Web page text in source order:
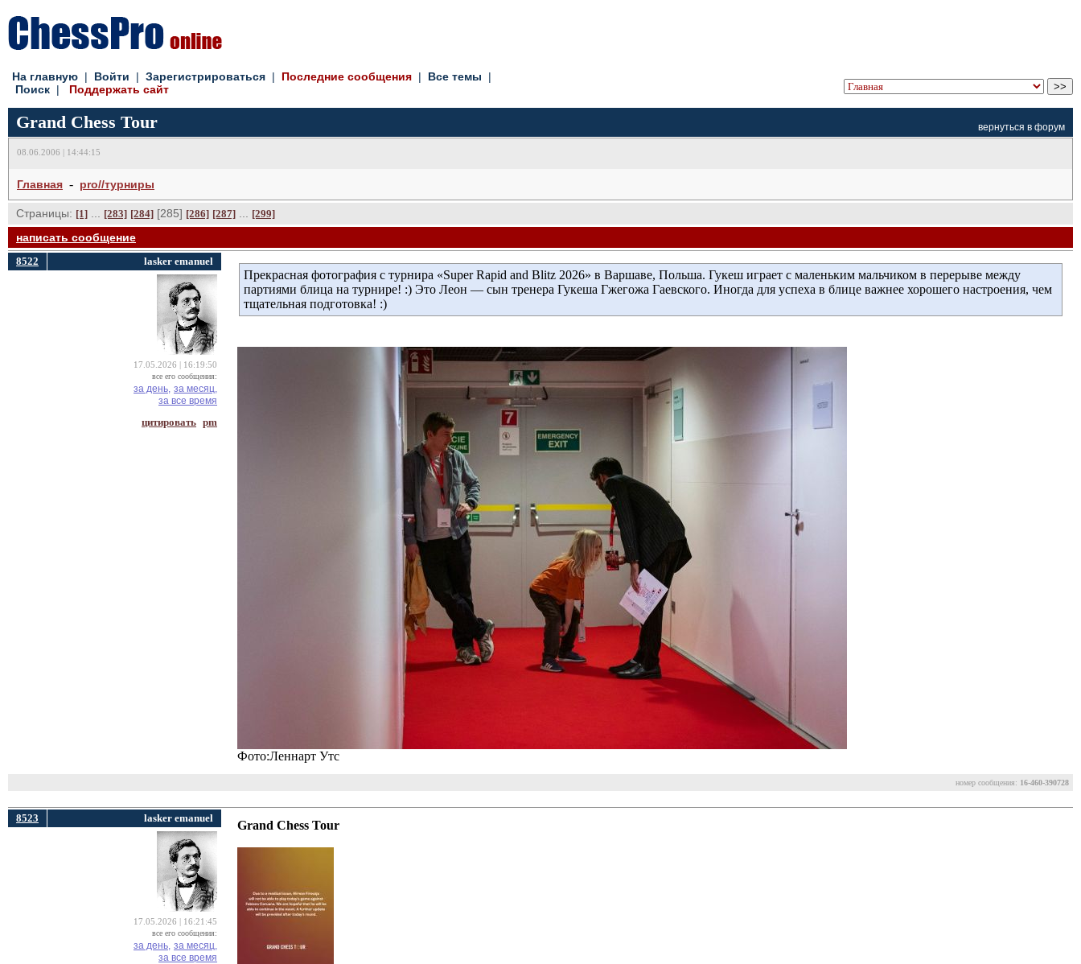
На главную | Войти | Зарегистрироваться | Последние сообщения | Все темы |
Поиск | Поддержать сайт
Grand Chess Tour вернуться в форум
08.06.2006 | 14:44:15
Главная - pro//турниры
Страницы: [1] [283] [284] [285] [286] [287] [299]
написать сообщение
8522 lasker emanuel
17.05.2026 | 16:19:50
все его сообщения:
за день, за месяц,
за все время
цитировать pm
Прекрасная фотография с турнира «Super Rapid and Blitz 2026» в Варшаве, Польша. Гукеш играет с маленьким мальчиком в перерыве между
партиями блица на турнире! :) Это Леон — сын тренера Гукеша Гжегожа Гаевского. Иногда для успеха в блице важнее хорошего настроения, чем
тщательная подготовка! :)
Фото:Леннарт Утс
номер сообщения: 16-460-390728
8523 lasker emanuel
17.05.2026 | 16:21:45
все его сообщения:
за день, за месяц,
за все время
Grand Chess Tour